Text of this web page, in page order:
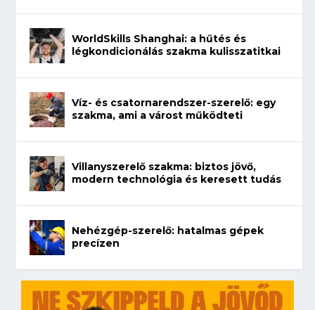
WorldSkills Shanghai: a hűtés és
légkondicionálás szakma kulisszatitkai
Víz- és csatornarendszer-szerelő: egy
szakma, ami a várost működteti
Villanyszerelő szakma: biztos jövő,
modern technológia és keresett tudás
Nehézgép-szerelő: hatalmas gépek
precízen